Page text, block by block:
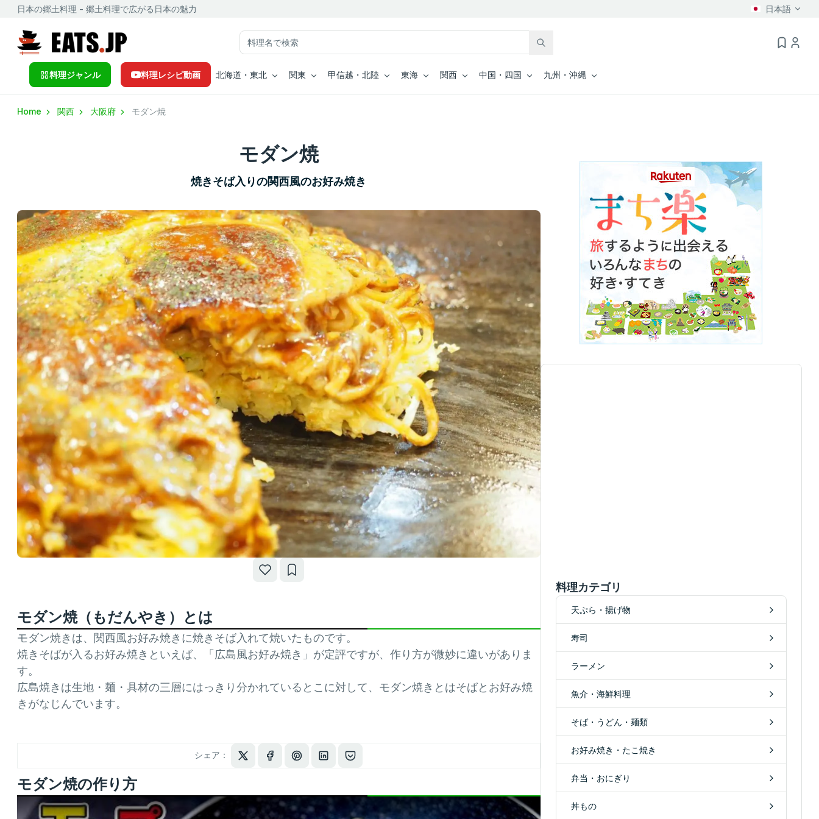
日本の郷土料理 - 郷土料理で広がる日本の魅力 日本語
料理ジャンル 料理レシピ動画 北海道・東北 関東 甲信越・北陸 東海 関西 中国・四国 九州・沖縄
Home 関西 大阪府 モダン焼
モダン焼
焼きそば入りの関西風のお好み焼き
モダン焼（もだんやき）とは
モダン焼きは、関西風お好み焼きに焼きそば入れて焼いたものです。
焼きそばが入るお好み焼きといえば、「広島風お好み焼き」が定評ですが、作り方が微妙に違いがありま
す。
広島焼きは生地・麺・具材の三層にはっきり分かれているとこに対して、モダン焼きとはそばとお好み焼
きがなじんでいます。
シェア：
モダン焼の作り方
料理カテゴリ
天ぷら・揚げ物
寿司
ラーメン
魚介・海鮮料理
そば・うどん・麺類
お好み焼き・たこ焼き
弁当・おにぎり
丼もの